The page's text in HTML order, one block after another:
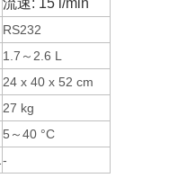
流速: 15 l/min
RS232
1.7～2.6 L
24 x 40 x 52 cm
27 kg
5～40 °C
-